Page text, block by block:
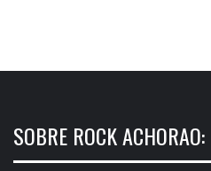
SOBRE ROCK ACHORAO: